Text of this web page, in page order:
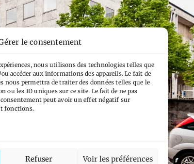
le consentement
nous utilisons des technologies telles que
accéder aux informations des appareils. Le fait de
nous permettra de traiter des données telles que le
ou les ID uniques sur ce site. Le fait de ne pas
peut avoir un effet négatif sur
fonctions.
Refuser Voir les préférences